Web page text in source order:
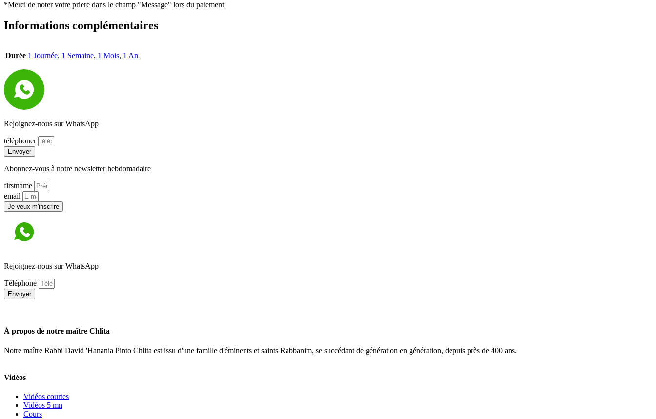
*Merci de noter votre priere dans le champ "Message" lors du paiement.
Informations complémentaires
Durée 1 Journée, 1 Semaine, 1 Mois, 1 An
Rejoignez-nous sur WhatsApp
téléphoner
Envoyer
Abonnez-vous à notre newsletter hebdomadaire
firstname
email
Je veux m'inscrire
Rejoignez-nous sur WhatsApp
Téléphone
Envoyer
À propos de notre maître Chlita
Notre maître Rabbi David 'Hanania Pinto Chlita est issu d'une famille d'éminents et saints Rabbanim, se succédant de génération en génération, depuis près de 400 ans.
Vidéos
Vidéos courtes
Vidéos 5 mn
Cours